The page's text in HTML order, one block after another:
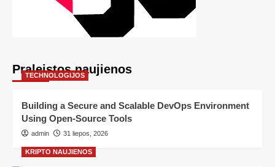
Praleistos naujienos
TECHNOLOGIJOS
Building a Secure and Scalable DevOps Environment
Using Open-Source Tools
admin 31 liepos, 2026
KRIPTO NAUJIENOS